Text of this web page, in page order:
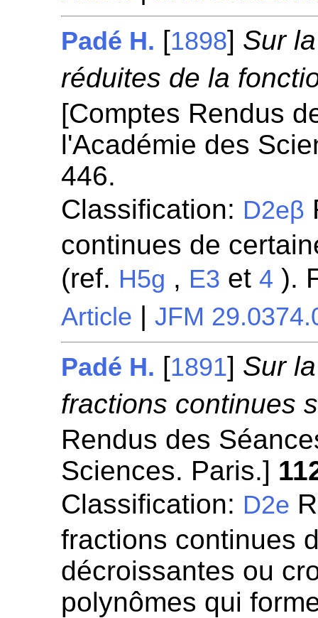
Padé H. [1898] Sur
réduites de la
[Comptes Rendus
l'Académie des
446.
Classification: D2eβ
continues de
(ref. H5g , E3 et4 ).
Article |JFM
Padé H. [1891] Sur
fractions continues
Rendus des
Sciences. Paris.]
Classification: D2e
fractions continues
décroissantes ou
polynômes qui